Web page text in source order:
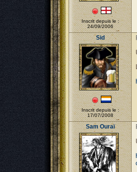
Inscrit depuis le :
24/09/2006
Sid
Inscrit depuis le :
17/07/2008
Sam Ouraï